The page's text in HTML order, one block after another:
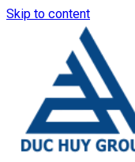
Skip to content